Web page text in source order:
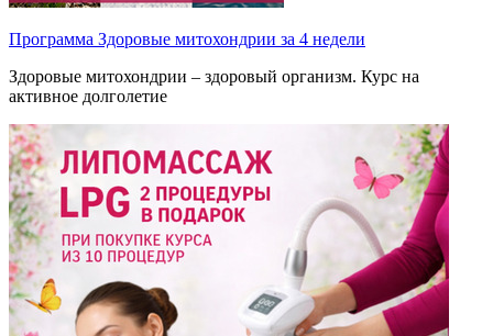
Программа Здоровые митохондрии за 4 недели
Здоровые митохондрии – здоровый организм. Курс на
активное долголетие